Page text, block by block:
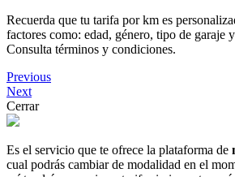
Recuerda que tu tarifa por km es
factores como: edad, género, tipo de garaje
Consulta términos y condiciones.
Previous
Next
Cerrar
Es el servicio que te ofrece la plataforma de
cual podrás cambiar de modalidad en el